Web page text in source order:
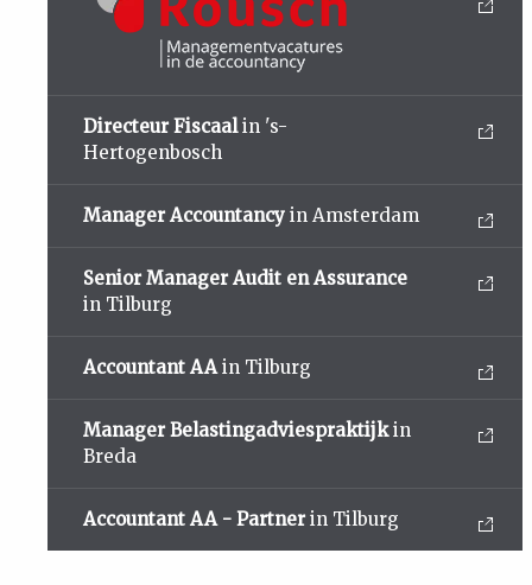
Directeur Fiscaalin 's-
Hertogenbosch
Manager Accountancy in Amsterdam
Senior Manager Audit en Assurance
in Tilburg
Accountant AA in Tilburg
Manager Belastingadviespraktijkin
Breda
Accountant AA - Partner in Tilburg